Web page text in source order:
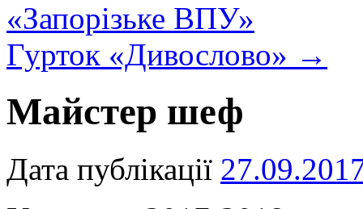
«Запорізьке ВПУ»
Гурток «Дивослово» →
Майстер шеф
Дата публікації